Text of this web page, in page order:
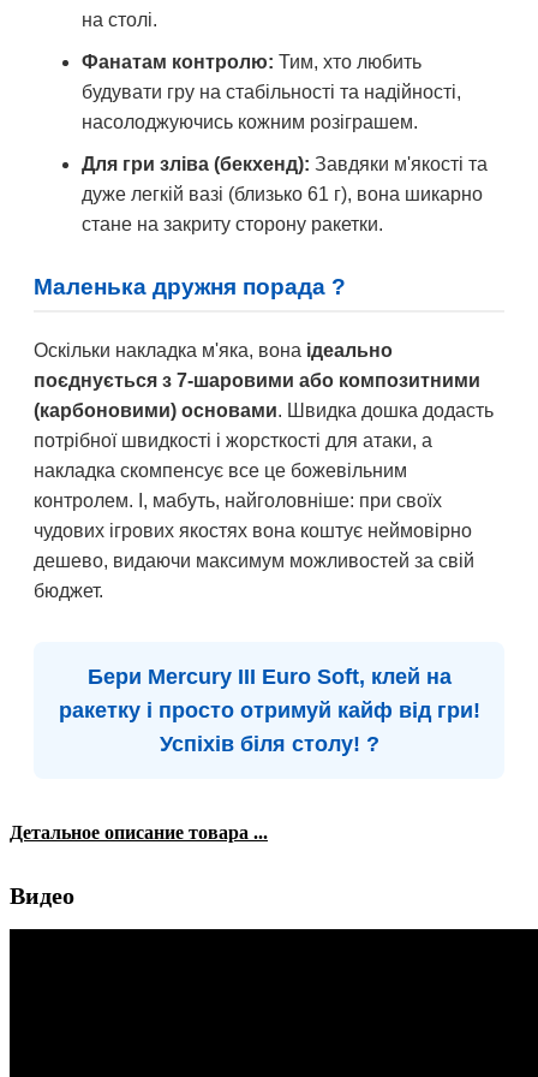
на столі.
Фанатам контролю: Тим, хто любить
будувати гру на стабільності та надійності,
насолоджуючись кожним розіграшем.
Для гри зліва (бекхенд): Завдяки м'якості та
дуже легкій вазі (близько 61 г), вона шикарно
стане на закриту сторону ракетки.
Маленька дружня порада ?
Оскільки накладка м'яка, вона ідеально
поєднується з 7-шаровими або композитними
(карбоновими) основами. Швидка дошка додасть
потрібної швидкості і жорсткості для атаки, а
накладка скомпенсує все це божевільним
контролем. І, мабуть, найголовніше: при своїх
чудових ігрових якостях вона коштує неймовірно
дешево, видаючи максимум можливостей за свій
бюджет.
Бери Mercury III Euro Soft, клей на
ракетку і просто отримуй кайф від гри!
Успіхів біля столу! ?
Детальное описание товара ...
Видео